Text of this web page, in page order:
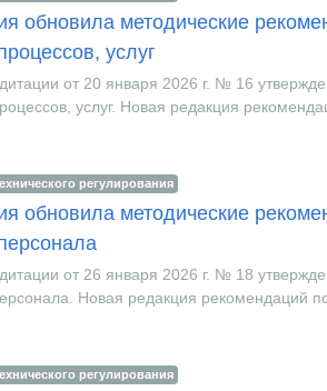
обновила методические
услуг
от 20 января 2026 г. № 16
услуг. Новая редакция
регулирования
обновила методические
от 26 января 2026 г. № 18
Новая редакция рекомендаций
регулирования